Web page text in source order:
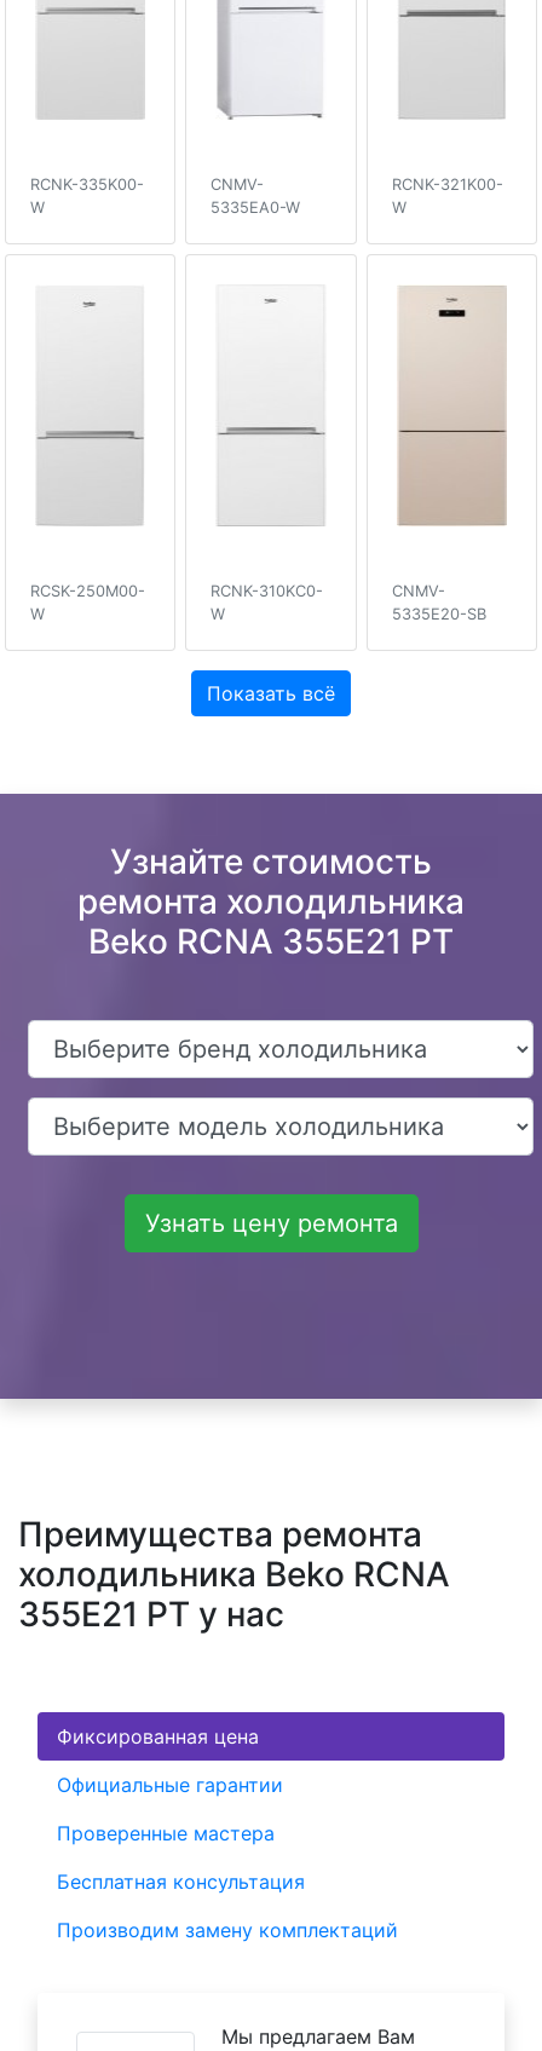
RCNK-335K00-
W
CNMV-
5335EA0-W
RCNK-321K00-
W
RCSK-250M00-
W
RCNK-310KC0-
W
CNMV-
5335E20-SB
Показать всё
Узнайте стоимость
ремонта холодильника
Beko RCNA 355E21 PT
Узнать цену ремонта
Преимущества ремонта
холодильника Beko RCNA
355E21 PT у нас
Фиксированная цена
Официальные гарантии
Проверенные мастера
Бесплатная консультация
Производим замену комплектаций
Мы предлагаем Вам